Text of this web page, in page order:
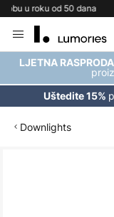
to
Content
LJETNA
Uštedite 15%
Downlights